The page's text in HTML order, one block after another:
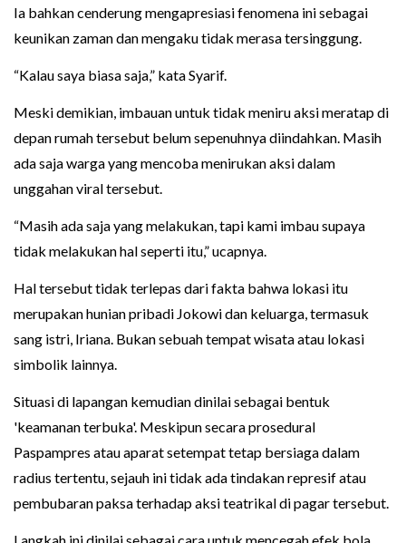
Ia bahkan cenderung mengapresiasi fenomena ini sebagai
keunikan zaman dan mengaku tidak merasa tersinggung.
“Kalau saya biasa saja,” kata Syarif.
Meski demikian, imbauan untuk tidak meniru aksi meratap di
depan rumah tersebut belum sepenuhnya diindahkan. Masih
ada saja warga yang mencoba menirukan aksi dalam
unggahan viral tersebut.
“Masih ada saja yang melakukan, tapi kami imbau supaya
tidak melakukan hal seperti itu,” ucapnya.
Hal tersebut tidak terlepas dari fakta bahwa lokasi itu
merupakan hunian pribadi Jokowi dan keluarga, termasuk
sang istri, Iriana. Bukan sebuah tempat wisata atau lokasi
simbolik lainnya.
Situasi di lapangan kemudian dinilai sebagai bentuk
'keamanan terbuka'. Meskipun secara prosedural
Paspampres atau aparat setempat tetap bersiaga dalam
radius tertentu, sejauh ini tidak ada tindakan represif atau
pembubaran paksa terhadap aksi teatrikal di pagar tersebut.
Langkah ini dinilai sebagai cara untuk mencegah efek bola